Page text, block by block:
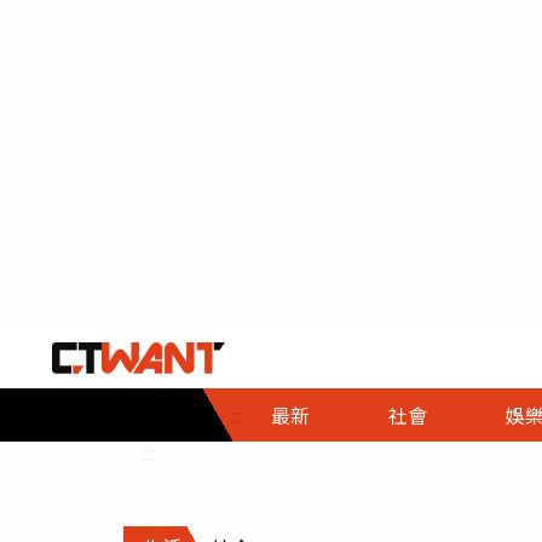
::: 最新 社會
社會首頁
時事
調查
娛樂
娛樂首頁
即時
財經首頁
熱線
政